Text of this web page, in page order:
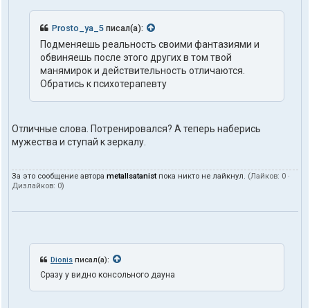
Prosto_ya_5 писал(а):
Подменяешь реальность своими фантазиями и
обвиняешь после этого других в том твой
манямирок и действительность отличаются.
Обратись к психотерапевту
Отличные слова. Потренировался? А теперь наберись
мужества и ступай к зеркалу.
За это сообщение автора metallsatanistпока никто не лайкнул. (Лайков: 0 ·
Дизлайков: 0)
Dionis писал(а):
Сразу у видно консольного дауна